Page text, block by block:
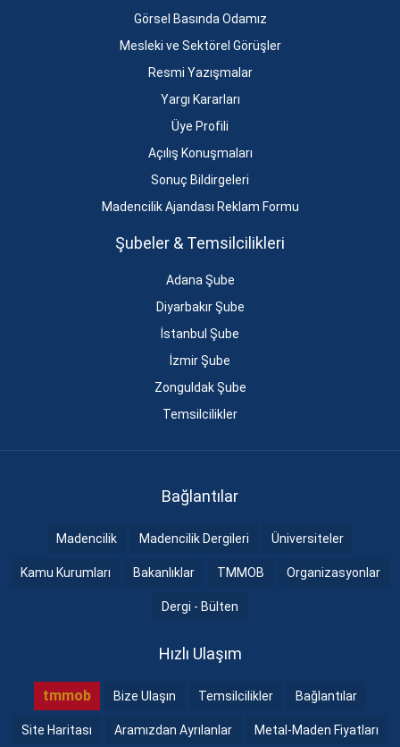
Görsel Basında Odamız
Mesleki ve Sektörel Görüşler
Resmi Yazışmalar
Yargı Kararları
Üye Profili
Açılış Konuşmaları
Sonuç Bildirgeleri
Madencilik Ajandası Reklam Formu
Şubeler & Temsilcilikleri
Adana Şube
Diyarbakır Şube
İstanbul Şube
İzmir Şube
Zonguldak Şube
Temsilcilikler
Bağlantılar
Madencilik Madencilik Dergileri Üniversiteler
Kamu Kurumları Bakanlıklar TMMOB Organizasyonlar
Dergi - Bülten
Hızlı Ulaşım
tmmob Bize Ulaşın Temsilcilikler Bağlantılar
Site Haritası Aramızdan Ayrılanlar Metal-Maden Fiyatları